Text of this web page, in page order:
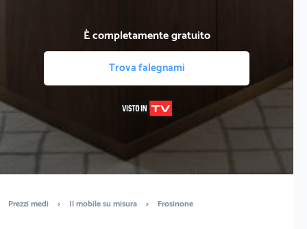
È completamente gratuito
Trova falegnami
Prezzi medi > Il mobile su misura > Frosinone